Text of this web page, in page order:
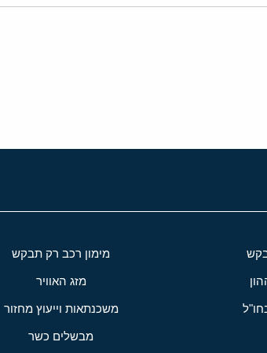
מימון רכב רק תבקש
מזג האוויר
משכנתאות וייעוץ מחזור
מבשלים כשר